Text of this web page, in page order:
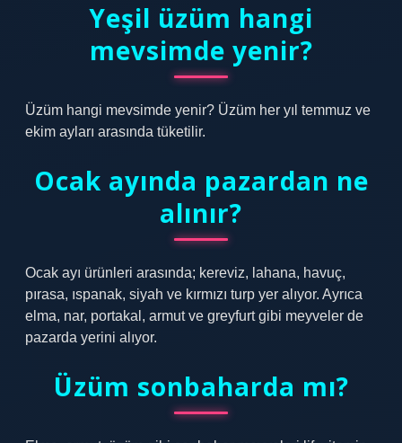
Yeşil üzüm hangi
mevsimde yenir?
Üzüm hangi mevsimde yenir? Üzüm her yıl temmuz ve
ekim ayları arasında tüketilir.
Ocak ayında pazardan ne
alınır?
Ocak ayı ürünleri arasında; kereviz, lahana, havuç,
pırasa, ıspanak, siyah ve kırmızı turp yer alıyor. Ayrıca
elma, nar, portakal, armut ve greyfurt gibi meyveler de
pazarda yerini alıyor.
Üzüm sonbaharda mı?